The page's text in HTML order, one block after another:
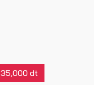
35,000 dt